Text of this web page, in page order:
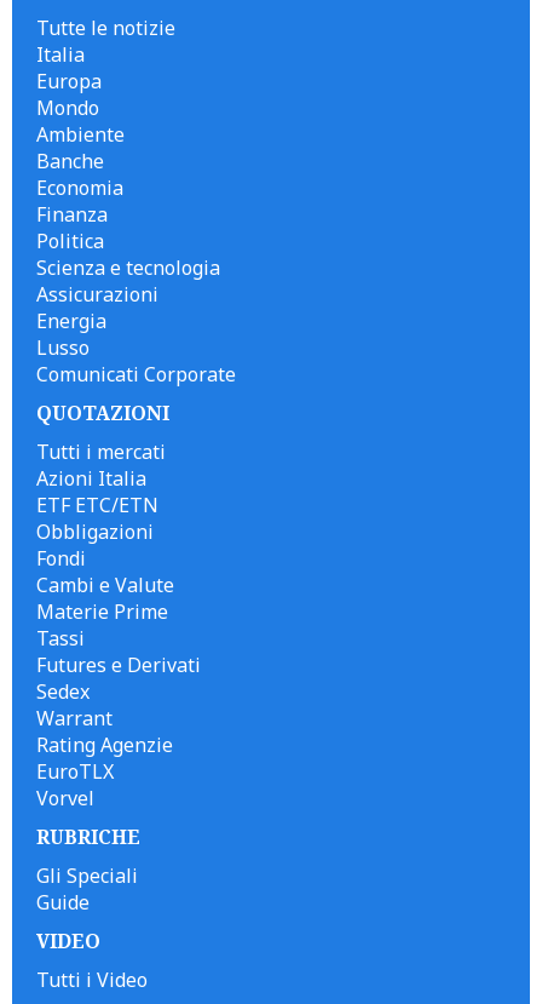
Tutte le notizie
Italia
Europa
Mondo
Ambiente
Banche
Economia
Finanza
Politica
Scienza e tecnologia
Assicurazioni
Energia
Lusso
Comunicati Corporate
QUOTAZIONI
Tutti i mercati
Azioni Italia
ETF ETC/ETN
Obbligazioni
Fondi
Cambi e Valute
Materie Prime
Tassi
Futures e Derivati
Sedex
Warrant
Rating Agenzie
EuroTLX
Vorvel
RUBRICHE
Gli Speciali
Guide
VIDEO
Tutti i Video